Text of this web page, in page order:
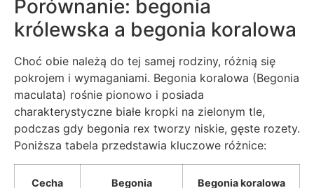
Porównanie: begonia
królewska a begonia koralowa
Choć obie należą do tej samej rodziny, różnią się
pokrojem i wymaganiami. Begonia koralowa (Begonia
maculata) rośnie pionowo i posiada
charakterystyczne białe kropki na zielonym tle,
podczas gdy begonia rex tworzy niskie, gęste rozety.
Poniższa tabela przedstawia kluczowe różnice:
Cecha
Begonia
Begonia koralowa